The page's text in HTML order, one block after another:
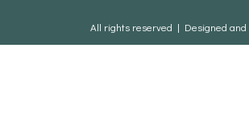
All rights reserved | Designed